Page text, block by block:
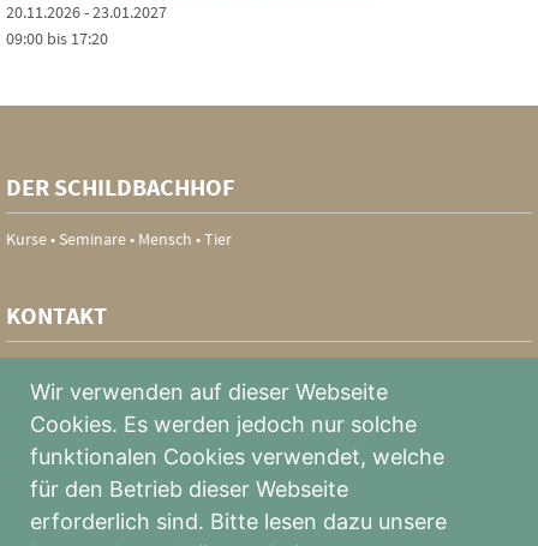
20.11.2026 - 23.01.2027
09:00 bis 17:20
DER SCHILDBACHHOF
Kurse • Seminare • Mensch • Tier
KONTAKT
2500 Baden
+43 660 50 77 383
info@der-schildbachhof.at
SERVICE
Wir verwenden auf dieser Webseite
Cookies. Es werden jedoch nur solche
funktionalen Cookies verwendet, welche
für den Betrieb dieser Webseite
erforderlich sind. Bitte lesen dazu unsere